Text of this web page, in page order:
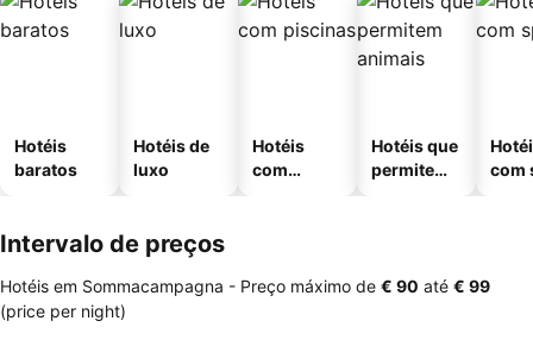
Hotéis
baratos
Hotéis de
luxo
Hotéis
com
Hotéis que
permitem
com
Intervalo de preços
Hotéis em Sommacampagna - Preço máximo de ‎€ 90 até ‎€ 99
(price per night)